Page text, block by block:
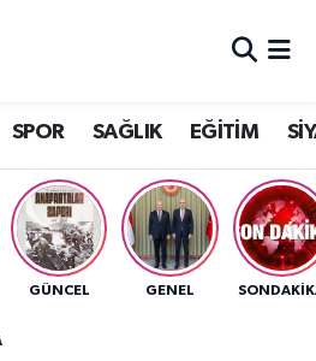
SPOR SAĞLIK EĞİTİM
GÜNCEL GENEL
Durumu ve Fikstür